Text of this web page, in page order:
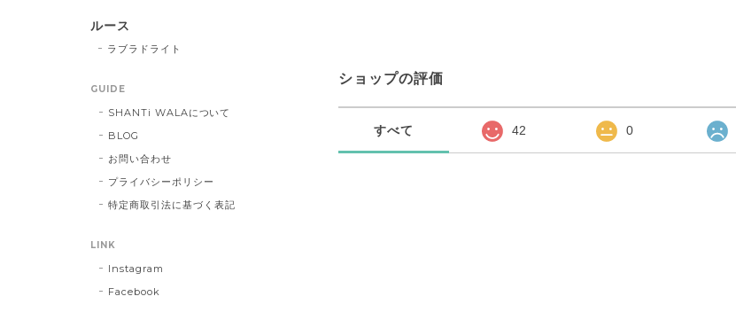
ショップの評価
すべて 42 0
ルース
ラブラドライト
GUIDE
SHANTi WALAについて
BLOG
お問い合わせ
プライバシーポリシー
特定商取引法に基づく表記
LINK
Instagram
Facebook